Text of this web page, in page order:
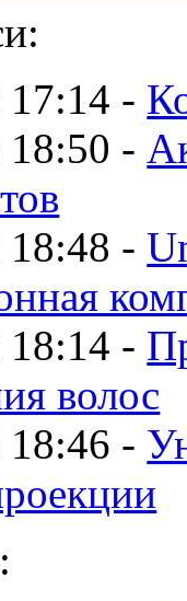
17:14 -
-
-
18:14 -
волос
18:46 -